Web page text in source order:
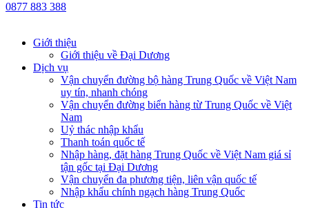
0877 883 388
Giới thiệu
Giới thiệu về Đại Dương
Dịch vụ
Vận chuyển đường bộ hàng Trung Quốc về Việt Nam
uy tín, nhanh chóng
Vận chuyển đường biển hàng từ Trung Quốc về Việt
Nam
Uỷ thác nhập khẩu
Thanh toán quốc tế
Nhập hàng, đặt hàng Trung Quốc về Việt Nam giá sỉ
tận gốc tại Đại Dương
Vận chuyển đa phương tiện, liên vận quốc tế
Nhập khẩu chính ngạch hàng Trung Quốc
Tin tức